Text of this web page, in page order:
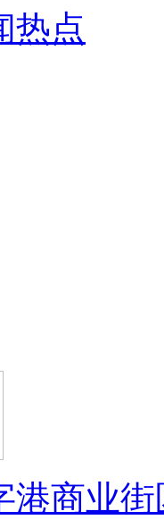
热点
港商业